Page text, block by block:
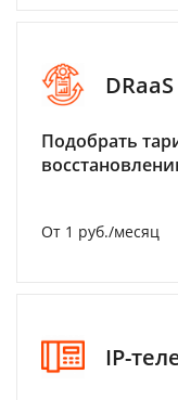
DRaaS
Подобрать
От 1 руб./месяц
IP-